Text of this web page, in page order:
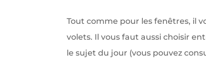
Tout comme pour les fenêtres, il
volets. Il vous faut aussi choisir
le sujet du jour (vous pouvez